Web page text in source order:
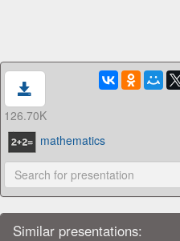
126.70K
mathematics
Similar presentations: